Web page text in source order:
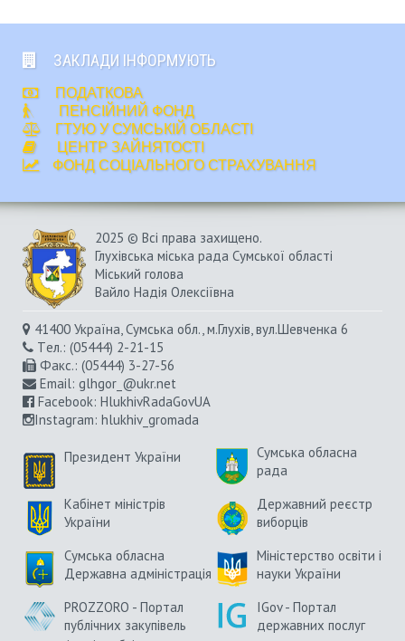
ЗАКЛАДИ ІНФОРМУЮТЬ
ПОДАТКОВА
ПЕНСІЙНИЙ ФОНД
ГТУЮ У СУМСЬКІЙ ОБЛАСТІ
ЦЕНТР ЗАЙНЯТОСТІ
ФОНД СОЦІАЛЬНОГО СТРАХУВАННЯ
2025 © Всі права захищено.
Глухівська міська рада Сумської області
Міський голова
Вайло Надія Олексіївна
41400 Україна, Сумська обл., м.Глухів, вул.Шевченка 6
Tел.: (05444) 2-21-15
Факс.: (05444) 3-27-56
Email: glhgor_@ukr.net
Facebook: HlukhivRadaGovUA
Instagram: hlukhiv_gromada
Президент України
Сумська обласна
рада
Кабінет міністрів
України
Державний реєстр
виборців
Сумська обласна
Державна адміністрація
Міністерство освіти і
науки України
PROZZORO - Портал
публічних закупівель
IGov - Портал
державних послуг